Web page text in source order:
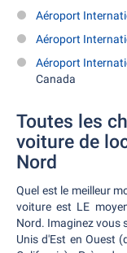
Aéroport
Aéroport
Aéroport
Canada
Toutes les
voiture de
Nord
Quel est le meilleur
voiture est LE
Nord. Imaginez vous
Unis d'Est en Ouest